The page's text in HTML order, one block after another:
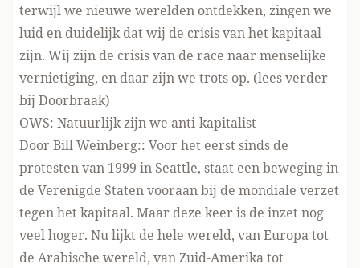
terwijl we nieuwe werelden ontdekken, zingen we
luid en duidelijk dat wij de crisis van het kapitaal
zijn. Wij zijn de crisis van de race naar menselijke
vernietiging, en daar zijn we trots op. (lees verder
bij Doorbraak)
OWS: Natuurlijk zijn we anti-kapitalist
Door Bill Weinberg:: Voor het eerst sinds de
protesten van 1999 in Seattle, staat een beweging in
de Verenigde Staten vooraan bij de mondiale verzet
tegen het kapitaal. Maar deze keer is de inzet nog
veel hoger. Nu lijkt de hele wereld, van Europa tot
de Arabische wereld, van Zuid-Amerika tot